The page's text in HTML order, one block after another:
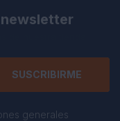
SUSCRIBIRME
generales